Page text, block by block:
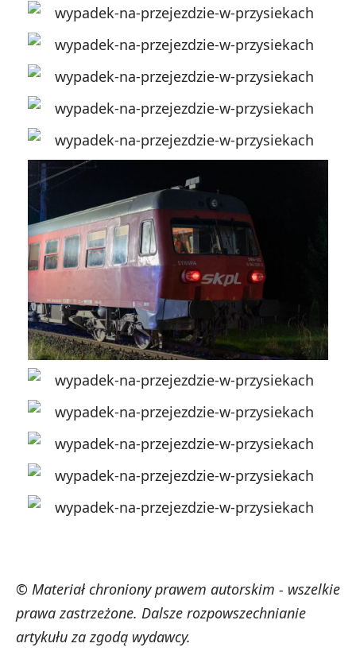
© Materiał chroniony prawem autorskim - wszelkie
prawa zastrzeżone. Dalsze rozpowszechnianie
artykułu za zgodą wydawcy.